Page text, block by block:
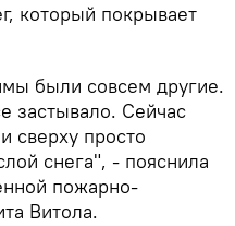
который покрывает
были совсем другие.
застывало. Сейчас
сверху просто
снега", - пояснила
пожарно-
Витола.